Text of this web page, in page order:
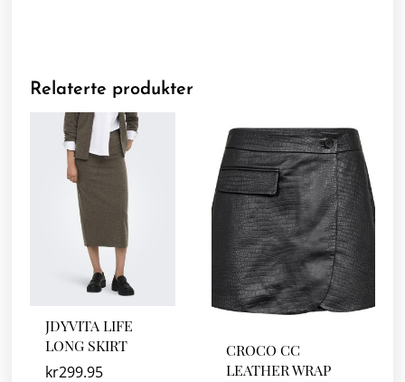
Relaterte produkter
JDYVITA LIFE
LONG SKIRT
kr299.95
CROCO CC
LEATHER WRAP